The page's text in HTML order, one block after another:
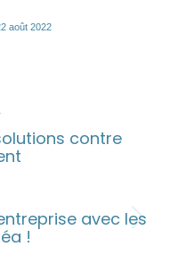
août 2022
contre
avec les
!